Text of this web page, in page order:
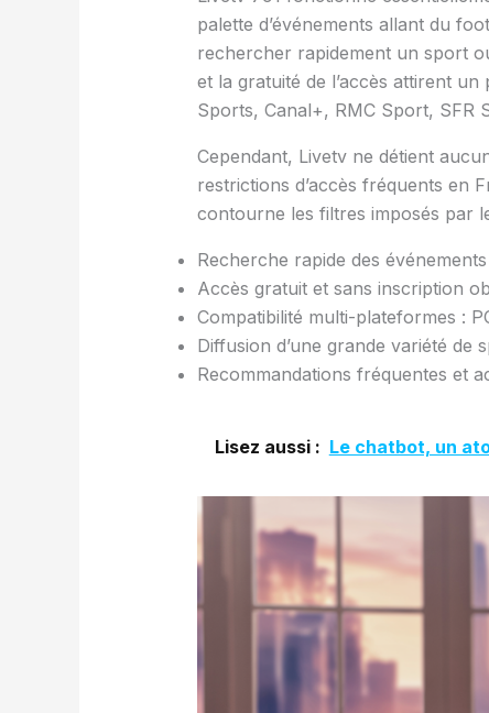
palette d’événements allant du
rechercher rapidement un sport
et la gratuité de l’accès attirent
Sports, Canal+, RMC Sport, SFR
Cependant, Livetv ne détient
restrictions d’accès fréquents en
contourne les filtres imposés par
Recherche rapide des
Accès gratuit et sans inscription
Compatibilité multi-plateformes :
Diffusion d’une grande variété de
Recommandations fréquentes et
Lisez aussi : Le chatbot, un